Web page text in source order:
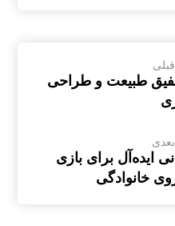
طبیعت و طراحی
ایده‌آل برای بازی
خانوادگی